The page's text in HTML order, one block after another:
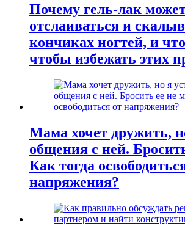
Почему гель-лак
отслаиваться и
кончиках ногтей, и
чтобы избежать этих
Мама хочет дружить,
общения с ней.
Как тогда
напряжения?